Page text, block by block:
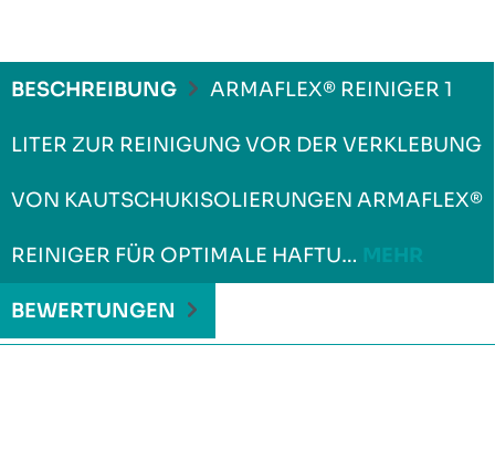
BESCHREIBUNG ARMAFLEX® REINIGER 1
LITER ZUR REINIGUNG VOR DER VERKLEBUNG
VON KAUTSCHUKISOLIERUNGEN ARMAFLEX®
REINIGER FÜR OPTIMALE HAFTU…
BEWERTUNGEN